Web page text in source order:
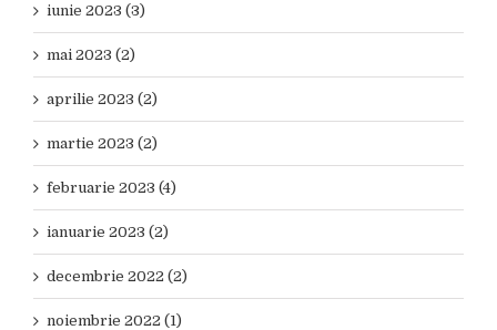
iunie 2023 (3)
mai 2023 (2)
aprilie 2023 (2)
martie 2023 (2)
februarie 2023 (4)
ianuarie 2023 (2)
decembrie 2022 (2)
noiembrie 2022 (1)